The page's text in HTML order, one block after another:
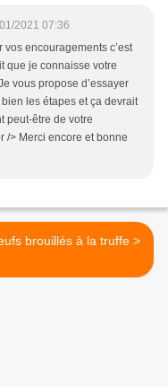
2021 07:36
vos encouragements c’est
que je connaisse votre
vous propose d’essayer
les étapes et ça devrait
peut-être de votre
/> Merci encore et bonne
Oeufs brouillés à la truffe >